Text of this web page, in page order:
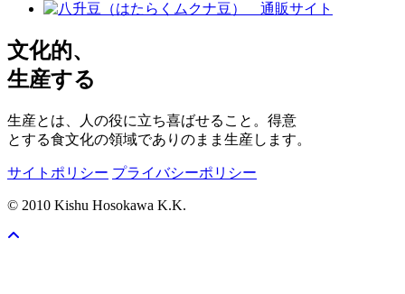
文化的、
生産する
生産とは、人の役に立ち喜ばせること。得意
とする食文化の領域でありのまま生産します。
サイトポリシー プライバシーポリシー
© 2010 Kishu Hosokawa K.K.